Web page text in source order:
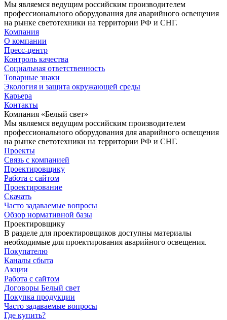
Мы являемся ведущим российским производителем
профессионального оборудования для аварийного освещения
на рынке светотехники на территории РФ и СНГ.
Компания
О компании
Пресс-центр
Контроль качества
Социальная ответственность
Товарные знаки
Экология и защита окружающей среды
Карьера
Контакты
Компания «Белый свет»
Мы являемся ведущим российским производителем
профессионального оборудования для аварийного освещения
на рынке светотехники на территории РФ и СНГ.
Проекты
Связь с компанией
Проектировщику
Работа с сайтом
Проектирование
Скачать
Часто задаваемые вопросы
Обзор нормативной базы
Проектировщику
В разделе для проектировщиков доступны материалы
необходимые для проектирования аварийного освещения.
Покупателю
Каналы сбыта
Акции
Работа с сайтом
Договоры Белый свет
Покупка продукции
Часто задаваемые вопросы
Где купить?